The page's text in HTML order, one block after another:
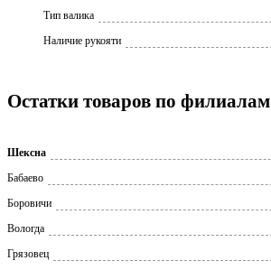
Тип валика
Наличие рукояти
Остатки товаров по филиалам
Шексна
Бабаево
Боровичи
Вологда
Грязовец